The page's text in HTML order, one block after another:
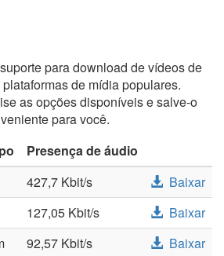
para download de vídeos de
de mídia populares.
as opções disponíveis e salve-o
para você.
Presença de áudio
427,7 Kbit/s
Baixar
127,05 Kbit/s
Baixar
92,57 Kbit/s
Baixar